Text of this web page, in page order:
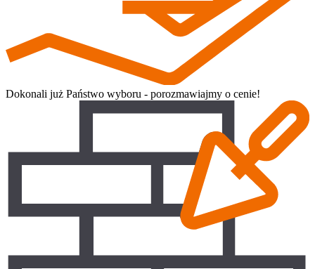
Dokonali już Państwo wyboru - porozmawiajmy o cenie!